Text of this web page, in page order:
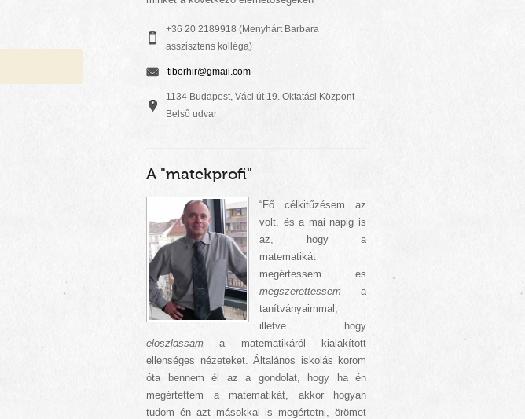
+36 20 2189918 (Menyhárt Barbara
asszisztens kolléga)
tiborhir@gmail.com
1134 Budapest, Váci út 19. Oktatási Központ
Belső udvar
A "matekprofi"
“Fő célkitűzésem az
volt, és a mai napig is
az, hogy a
matematikát
megértessem és
megszerettessem a
tanítványaimmal,
illetve hogy
eloszlassam a matematikáról kialakított
ellenséges nézeteket. Általános iskolás korom
óta bennem él az a gondolat, hogy ha én
megértettem a matematikát, akkor hogyan
tudom én azt másokkal is megértetni, örömet